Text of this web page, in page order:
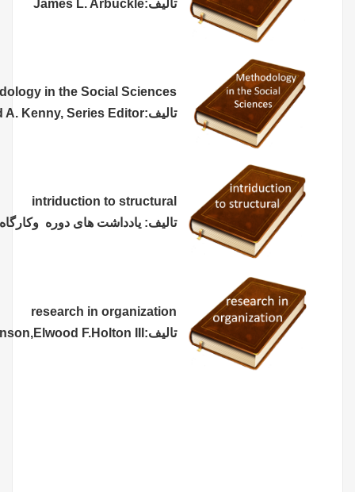
تالیف:James L. Arbuckle
Methodology in the Social Sciences
تالیف:David A. Kenny, Series Editor
intriduction to structural
تالیف: یادداشت های دوره وکارگاه
research in organization
تالیف:Richard A.Swanson,Elwood F.Holton III